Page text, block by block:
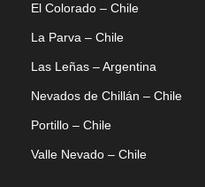
El Colorado – Chile
La Parva – Chile
Las Leñas – Argentina
Nevados de Chillán – Chile
Portillo – Chile
Valle Nevado – Chile